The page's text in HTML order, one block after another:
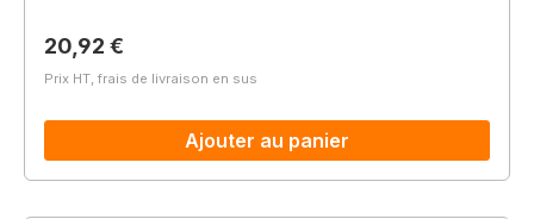
Prix régulier :
20,92 €
Prix HT, frais de livraison en sus
Ajouter au panier